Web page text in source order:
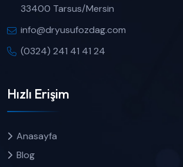
33400 Tarsus/Mersin
info@dryusufozdag.com
(0324) 241 41 41 24
Hızlı Erişim
Anasayfa
Blog